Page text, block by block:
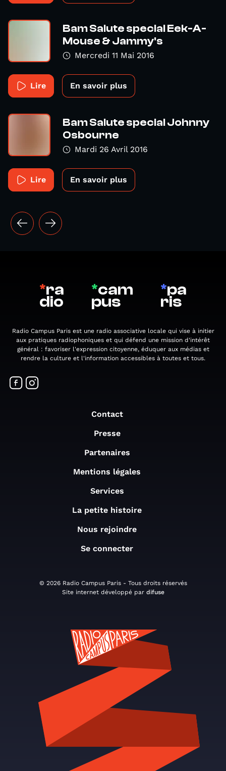
Bam Salute special Eek-A-
Mouse & Jammy's
Mercredi 11 Mai 2016
Lire En savoir plus
Bam Salute special Johnny
Osbourne
Mardi 26 Avril 2016
Lire En savoir plus
*ra
dio
*cam
pus
*pa
ris
Radio Campus Paris est une radio associative locale qui vise à initier
aux pratiques radiophoniques et qui défend une mission d'intérêt
général : favoriser l'expression citoyenne, éduquer aux médias et
rendre la culture et l'information accessibles à toutes et tous.
Contact
Presse
Partenaires
Mentions légales
Services
La petite histoire
Nous rejoindre
Se connecter
© 2026 Radio Campus Paris - Tous droits réservés
Site internet développé par difuse